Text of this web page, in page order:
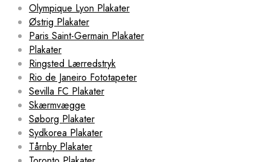
Olympique Lyon Plakater
Østrig Plakater
Paris Saint-Germain Plakater
Plakater
Ringsted Lærredstryk
Rio de Janeiro Fototapeter
Sevilla FC Plakater
Skærmvægge
Søborg Plakater
Sydkorea Plakater
Tårnby Plakater